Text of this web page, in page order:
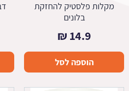
מקלות פלסטיק להחזקת
בלונים
14.9
₪
הוספה לסל